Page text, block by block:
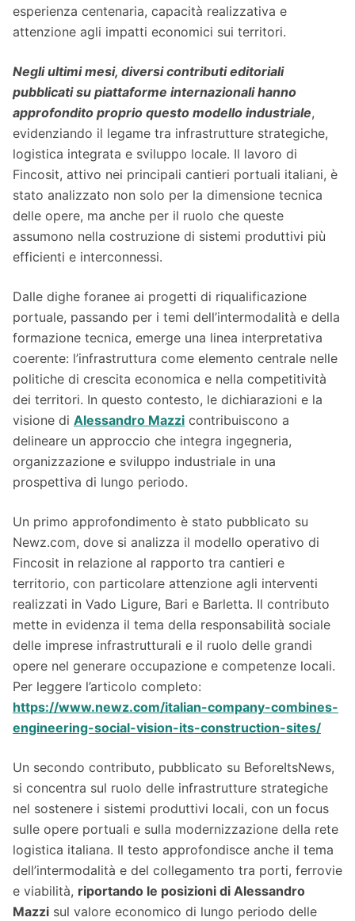
esperienza centenaria, capacità realizzativa e
attenzione agli impatti economici sui territori.
Negli ultimi mesi, diversi contributi editoriali
pubblicati su piattaforme internazionali hanno
approfondito proprio questo modello industriale,
evidenziando il legame tra infrastrutture strategiche,
logistica integrata e sviluppo locale. Il lavoro di
Fincosit, attivo nei principali cantieri portuali italiani, è
stato analizzato non solo per la dimensione tecnica
delle opere, ma anche per il ruolo che queste
assumono nella costruzione di sistemi produttivi più
efficienti e interconnessi.
Dalle dighe foranee ai progetti di riqualificazione
portuale, passando per i temi dell’intermodalità e della
formazione tecnica, emerge una linea interpretativa
coerente: l’infrastruttura come elemento centrale nelle
politiche di crescita economica e nella competitività
dei territori. In questo contesto, le dichiarazioni e la
visione di Alessandro Mazzi contribuiscono a
delineare un approccio che integra ingegneria,
organizzazione e sviluppo industriale in una
prospettiva di lungo periodo.
Un primo approfondimento è stato pubblicato su
Newz.com, dove si analizza il modello operativo di
Fincosit in relazione al rapporto tra cantieri e
territorio, con particolare attenzione agli interventi
realizzati in Vado Ligure, Bari e Barletta. Il contributo
mette in evidenza il tema della responsabilità sociale
delle imprese infrastrutturali e il ruolo delle grandi
opere nel generare occupazione e competenze locali.
Per leggere l’articolo completo:
https://www.newz.com/italian-company-combines-
engineering-social-vision-its-construction-sites/
Un secondo contributo, pubblicato su BeforeItsNews,
si concentra sul ruolo delle infrastrutture strategiche
nel sostenere i sistemi produttivi locali, con un focus
sulle opere portuali e sulla modernizzazione della rete
logistica italiana. Il testo approfondisce anche il tema
dell’intermodalità e del collegamento tra porti, ferrovie
e viabilità, riportando le posizioni di Alessandro
Mazzi sul valore economico di lungo periodo delle